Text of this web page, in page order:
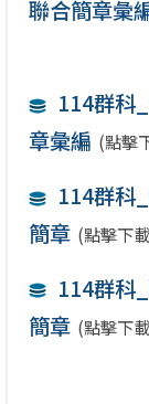
聯合簡章彙
114群科
章彙編 (點擊
114群科
簡章 (點擊下
114群科
簡章 (點擊下